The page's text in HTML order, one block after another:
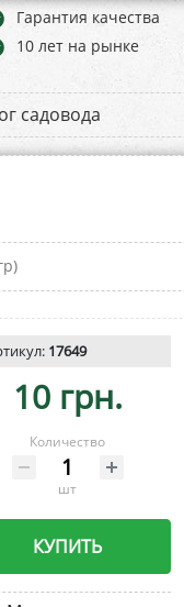
Гарантия качества
10 лет на рынке
садовода
17649
10 грн.
Количество
шт
КУПИТЬ